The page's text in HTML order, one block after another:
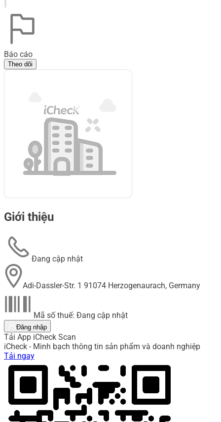
Báo cáo
Theo dõi
Giới thiệu
Đang cập nhật
Adi-Dassler-Str. 1 91074 Herzogenaurach, Germany
Mã số thuế: Đang cập nhật
Đăng nhập
Tải App iCheck Scan
iCheck - Minh bạch thông tin sản phẩm và doanh nghiệp
Tải ngay